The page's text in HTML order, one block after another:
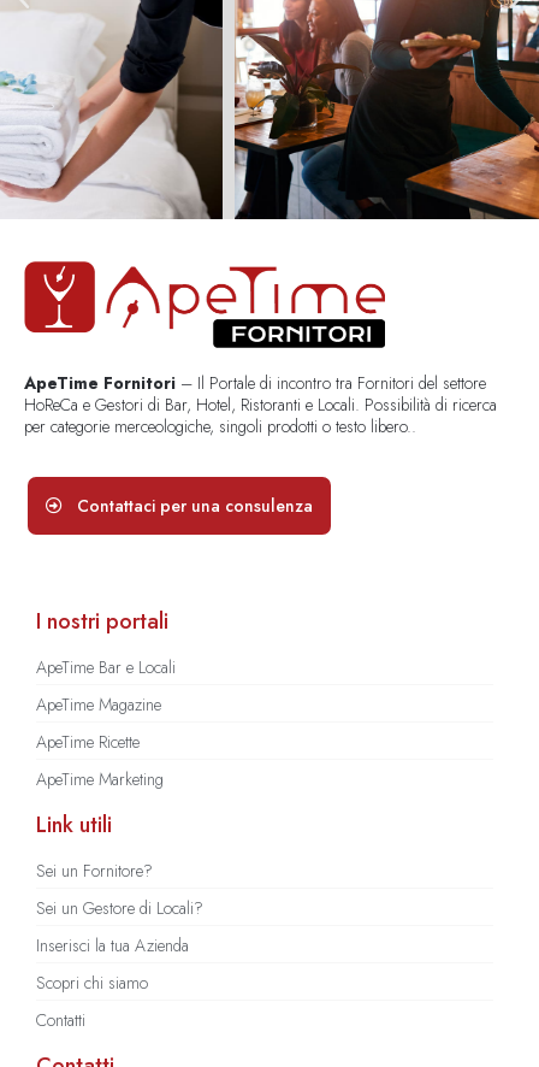
ApeTime Fornitori – Il Portale di incontro tra Fornitori del settore
HoReCa e Gestori di Bar, Hotel, Ristoranti e Locali. Possibilità di ricerca
per categorie merceologiche, singoli prodotti o testo libero..
Contattaci per una consulenza
I nostri portali
ApeTime Bar e Locali
ApeTime Magazine
ApeTime Ricette
ApeTime Marketing
Link utili
Sei un Fornitore?
Sei un Gestore di Locali?
Inserisci la tua Azienda
Scopri chi siamo
Contatti